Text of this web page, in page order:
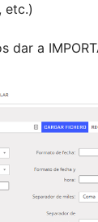
etc.)
dar a